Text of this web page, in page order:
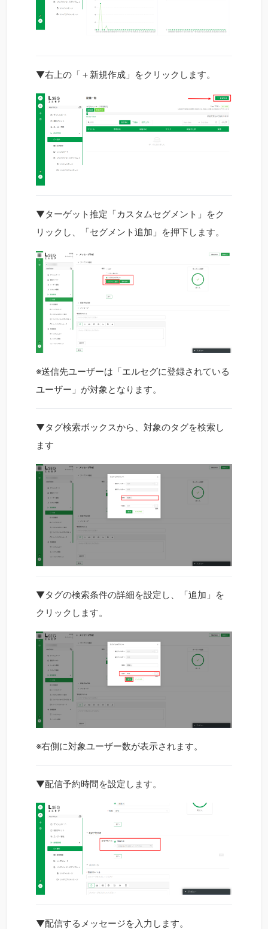
▼右上の「＋新規作成」をクリックします。
▼ターゲット推定「カスタムセグメント」をク
リックし、「セグメント追加」を押下します。
※送信先ユーザーは「エルセグに登録されている
ユーザー」が対象となります。
▼タグ検索ボックスから、対象のタグを検索し
ます
▼タグの検索条件の詳細を設定し、「追加」を
クリックします。
※右側に対象ユーザー数が表示されます。
▼配信予約時間を設定します。
▼配信するメッセージを入力します。